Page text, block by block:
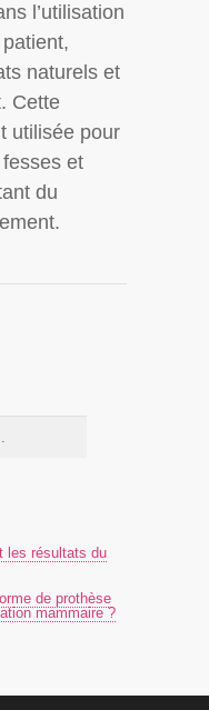
l’utilisation
naturels et
Cette
utilisée pour
et
du
les résultats du
de prothèse
mammaire ?